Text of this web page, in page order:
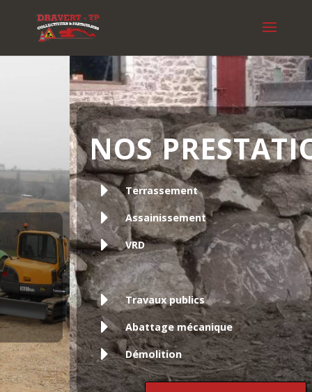
NOS PRESTATIONS
Terrassement
Assainissement
VRD
Travaux publics
Abattage mécanique
Démolition